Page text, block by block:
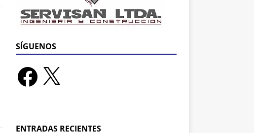
SÍGUENOS
ENTRADAS RECIENTES